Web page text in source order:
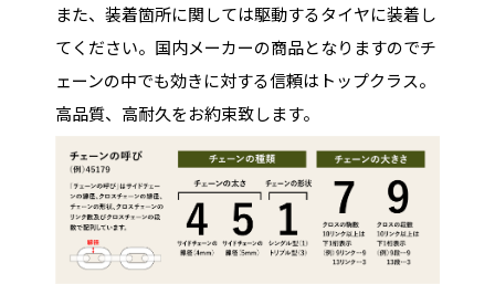
また、装着箇所に関しては駆動するタイヤに装着し
てください。国内メーカーの商品となりますのでチ
ェーンの中でも効きに対する信頼はトップクラス。
高品質、高耐久をお約束致します。